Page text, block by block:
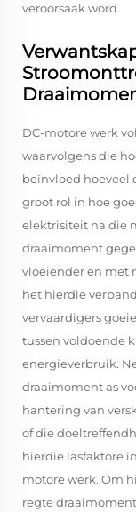
veroorsaak word.
DC-motore werk
waarvolgens die
beïnvloed hoeveel
groot rol in hoe
elektrisiteit na die
draaimoment
vloeiender en met
het hierdie
vervaardigers
tussen voldoende
energieverbruik.
draaimoment as
hantering van
of die
hierdie lasfaktore
motore werk. Om
regte